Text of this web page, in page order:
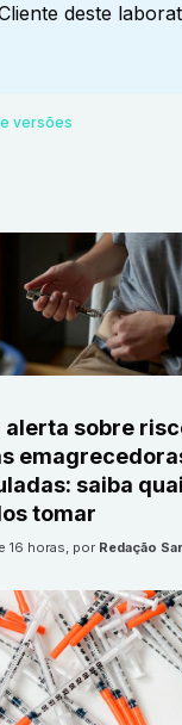
deste
versões
alerta sobre
saiba
tomar
16 horas, por Redação